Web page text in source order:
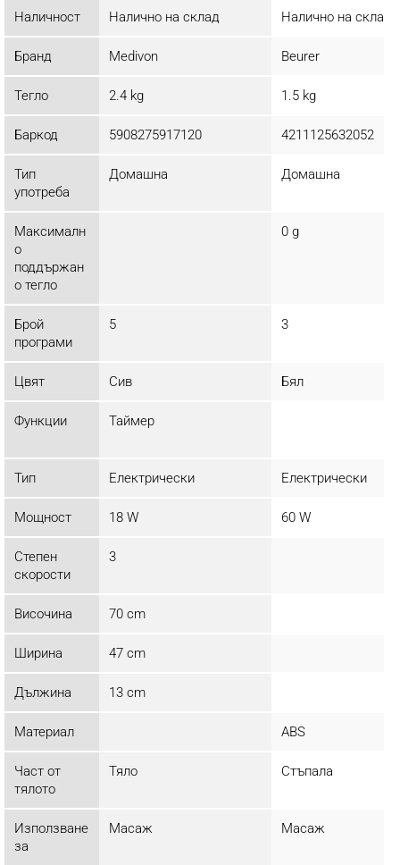
Наличност Налично на склад Налично на склад
Бранд Medivon Beurer
Тегло 2.4 kg 1.5 kg
Баркод 5908275917120 4211125632052
Тип
употреба
Домашна Домашна
Максималн
о
поддържан
о тегло
0 g
Брой
програми
5 3
Цвят Сив Бял
Функции Таймер
Тип Електрически Електрически
Мощност 18 W 60 W
Степен
скорости
3
Височина 70 cm
Ширина 47 cm
Дължина 13 cm
Материал ABS
Част от
тялото
Тяло Стъпала
Използване
за
Масаж Масаж